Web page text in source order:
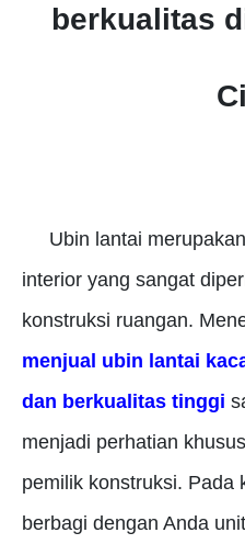
berkualitas
Ubin lantai
interior yang sangat
konstruksi ruangan.
menjual ubin lantai
dan berkualitas tinggi
menjadi perhatian
pemilik konstruksi. Pada
berbagi dengan Anda